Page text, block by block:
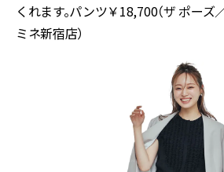
くれます。パンツ￥18,700（ザ ポー
ミネ新宿店）